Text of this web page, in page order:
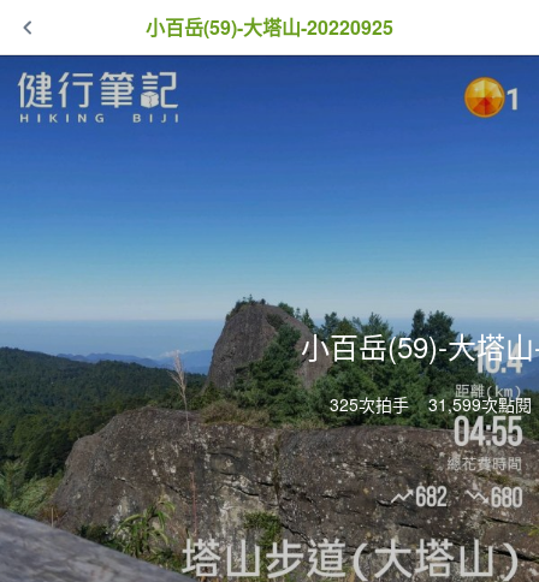
小百岳(59)-大塔山-20220925
小百岳(59)-大塔
325次拍手 31,599次點閱